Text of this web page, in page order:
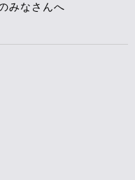
みなさんへ